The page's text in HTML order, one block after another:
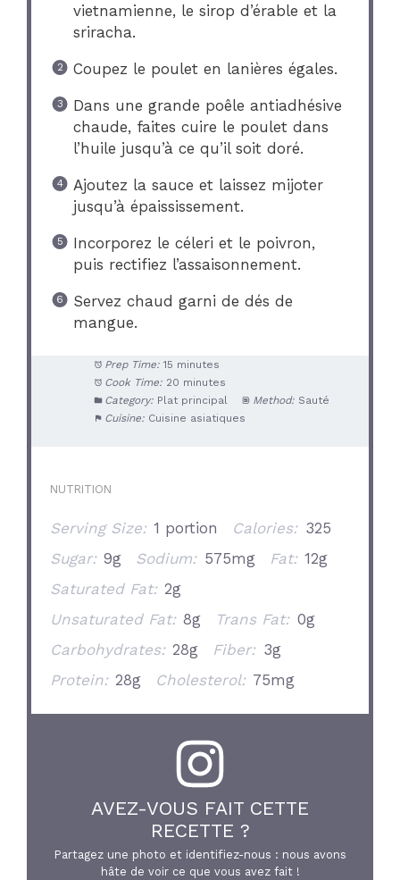
vietnamienne, le sirop d’érable et la
sriracha.
Coupez le poulet en lanières égales.
Dans une grande poêle antiadhésive
chaude, faites cuire le poulet dans
l’huile jusqu’à ce qu’il soit doré.
Ajoutez la sauce et laissez mijoter
jusqu’à épaississement.
Incorporez le céleri et le poivron,
puis rectifiez l’assaisonnement.
Servez chaud garni de dés de
mangue.
Prep Time: 15 minutes
Cook Time: 20 minutes
Category: Plat principal Method: Sauté
Cuisine: Cuisine asiatiques
NUTRITION
Serving Size: 1 portion Calories: 325
Sugar: 9g Sodium: 575mg Fat: 12g
Saturated Fat: 2g
Unsaturated Fat: 8g Trans Fat: 0g
Carbohydrates: 28g Fiber: 3g
Protein: 28g Cholesterol: 75mg
AVEZ-VOUS FAIT CETTE
RECETTE ?
Partagez une photo et identifiez-nous : nous avons
hâte de voir ce que vous avez fait !